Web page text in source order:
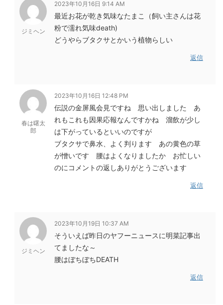
ジミヘン
2023年10月16日 9:14 AM
最近お花が乾き気味なたまこ（飼い主さんは花
粉で濡れ気味death)
どうやらブタクサとかいう植物らしい
返信
春は曙太
郎
2023年10月16日 12:48 PM
伝説の金屏風会見ですね 思い出しました あ
れもこれも因果応報なんですかね 溜飲が少し
は下がっているといいのですが
ブタクサで鼻水、よく判ります あの黄色の草
が憎いです 腰はよくなりましたか お忙しい
のにコメントの返しありがとうございます
返信
ジミヘン
2023年10月19日 10:37 AM
そういえば昨日のヤフーニュースに明菜記事出
てましたな～
腰はぼちぼちDEATH
返信